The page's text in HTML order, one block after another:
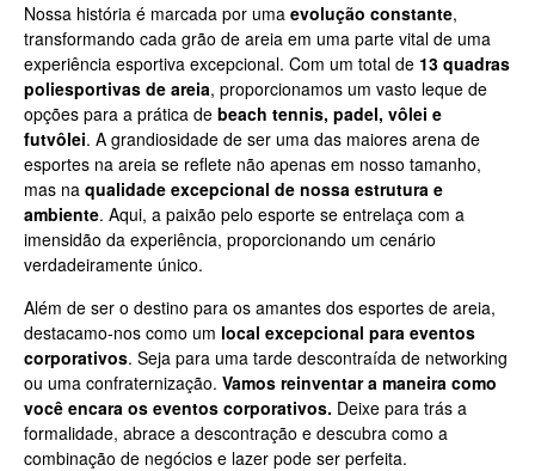
Nossa história é marcada por uma evolução constante,
transformando cada grão de areia em uma parte vital de uma
experiência esportiva excepcional. Com um total de 13 quadras
poliesportivas de areia, proporcionamos um vasto leque de
opções para a prática de beach tennis, padel, vôlei e
futvôlei. A grandiosidade de ser uma das maiores arena de
esportes na areia se reflete não apenas em nosso tamanho,
mas na qualidade excepcional de nossa estrutura e
ambiente. Aqui, a paixão pelo esporte se entrelaça com a
imensidão da experiência, proporcionando um cenário
verdadeiramente único.
Além de ser o destino para os amantes dos esportes de areia,
destacamo-nos como um local excepcional para eventos
corporativos. Seja para uma tarde descontraída de networking
ou uma confraternização. Vamos reinventar a maneira como
você encara os eventos corporativos. Deixe para trás a
formalidade, abrace a descontração e descubra como a
combinação de negócios e lazer pode ser perfeita.